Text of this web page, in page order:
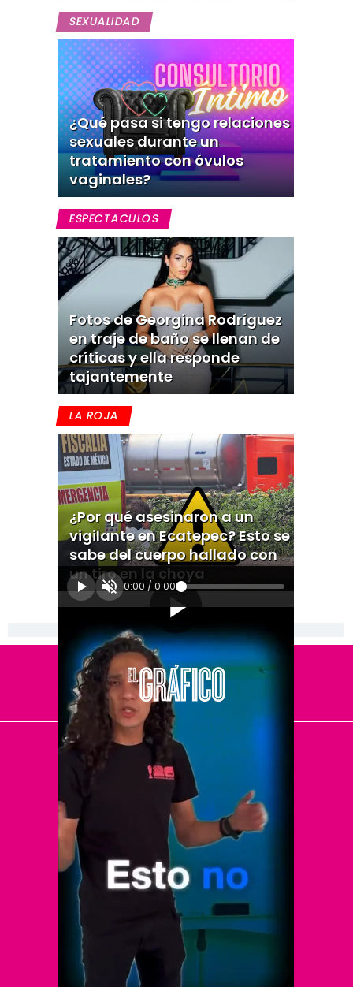
SEXUALIDAD
¿Qué pasa si tengo relaciones
sexuales durante un
tratamiento con óvulos
vaginales?
ESPECTACULOS
Fotos de Georgina Rodríguez
en traje de baño se llenan de
críticas y ella responde
tajantemente
LA ROJA
¿Por qué asesinaron a un
vigilante en Ecatepec? Esto se
sabe del cuerpo hallado con
un tiro en la choya
0:00 / 0:00
[Publicidad]
El Universal
Vive USA
Clase
De 10 sports
DeDinero
Confabulario